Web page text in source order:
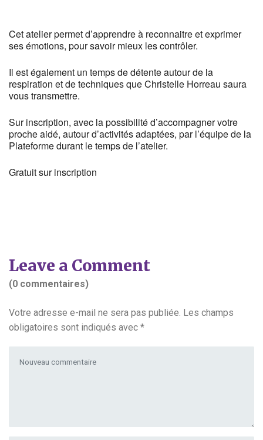
Cet atelier permet d’apprendre à reconnaitre et exprimer
ses émotions, pour savoir mieux les contrôler.
Il est également un temps de détente autour de la
respiration et de techniques que Christelle Horreau saura
vous transmettre.
Sur inscription, avec la possibilité d’accompagner votre
proche aidé, autour d’activités adaptées, par l’équipe de la
Plateforme durant le temps de l’atelier.
Gratuit sur inscription
Leave a Comment
(0 commentaires)
Votre adresse e-mail ne sera pas publiée. Les champs
obligatoires sont indiqués avec *